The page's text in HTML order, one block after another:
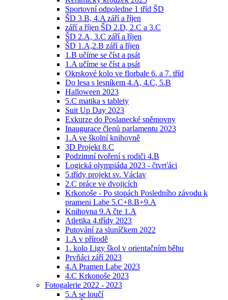
Sportovní odpoledne 1 tříd ŠD
ŠD 3.B, 4.A září a říjen
září a říjen ŠD 2.D, 2.C a 3.C
ŠD 2.A, 3.C září a říjen
ŠD 1.A,2.B září a říjen
1.B učíme se číst a psát
1.A učíme se číst a psát
Okrskové kolo ve florbale 6. a 7. tříd
Do lesa s lesníkem 4.A, 4.C, 5.B
Halloween 2023
5.C matika s tablety
Suit Up Day 2023
Exkurze do Poslanecké sněmovny
Inaugurace členů parlamentu 2023
1.A ve školní knihovně
3D Projekt 8.C
Podzimní tvoření s rodiči 4.B
Logická olympiáda 2023 - čtvrťáci
5.třídy projekt sv. Václav
2.C práce ve dvojicích
Krkonoše - Po stopách Posledního závodu k
prameni Labe 5.C+8.B+9.A
Knihovna 9.A čte 1.A
Atletika 4.třídy 2023
Putování za sluníčkem 2022
1.A v přírodě
1. kolo Ligy škol v orientačním běhu
Prvňáci září 2023
4.A Pramen Labe 2023
4.C Krkonoše 2023
Fotogalerie 2022 - 2023
5.A se loučí